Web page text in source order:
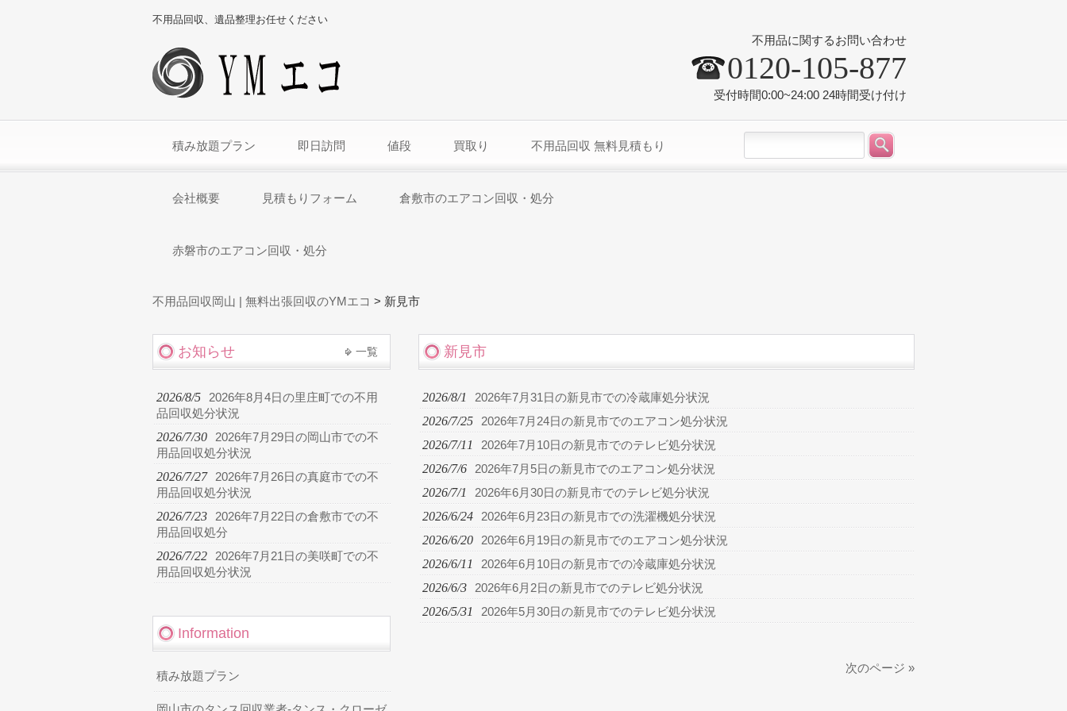
不用品回収、遺品整理お任せください
不用品に関するお問い合わせ
0120-105-877
受付時間0:00~24:00 24時間受け付け
積み放題プラン 即日訪問 値段 買取り 不用品回収 無料見積もり
会社概要 見積もりフォーム 倉敷市のエアコン回収・処分
赤磐市のエアコン回収・処分
不用品回収岡山 | 無料出張回収のYMエコ > 新見市
新見市
2026/8/1 2026年7月31日の新見市での冷蔵庫処分状況
2026/7/25 2026年7月24日の新見市でのエアコン処分状況
2026/7/11 2026年7月10日の新見市でのテレビ処分状況
2026/7/6 2026年7月5日の新見市でのエアコン処分状況
2026/7/1 2026年6月30日の新見市でのテレビ処分状況
2026/6/24 2026年6月23日の新見市での洗濯機処分状況
2026/6/20 2026年6月19日の新見市でのエアコン処分状況
2026/6/11 2026年6月10日の新見市での冷蔵庫処分状況
2026/6/3 2026年6月2日の新見市でのテレビ処分状況
2026/5/31 2026年5月30日の新見市でのテレビ処分状況
次のページ »
お知らせ 一覧
2026/8/5
2026年8月4日の里庄町での不用
品回収処分状況
2026/7/30
2026年7月29日の岡山市での不
用品回収処分状況
2026/7/27
2026年7月26日の真庭市での不
用品回収処分状況
2026/7/23
2026年7月22日の倉敷市での不
用品回収処分
2026/7/22
2026年7月21日の美咲町での不
用品回収処分状況
Information
積み放題プラン